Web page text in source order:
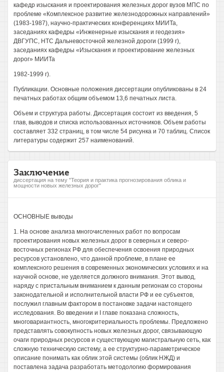
кафедр изыскания и проектирования железных дорог вузов МПС по
проблеме «Комплексное развитие железнодорожных направлений»
(1983-1987), научно-практических конференциях МИИТа,
заседаниях кафедры «Инженерные изыскания и геодезия»
ДВГУПС, НТС Дальневосточной железной дороги (1999 г),
заседаниях кафедры «Изыскания и проектирование железных
дорог» МИИТа
1982-1999 г).
Публикации. Основные положения диссертации опубликованы в 24
печатных работах общим объемом 13,6 печатных листа.
Объем и структура работы. Диссертация состоит из введения, 5
глав, выводов и списка использованных источников. Объем работы
составляет 332 страниц, в том числе 54 рисунка и 70 таблиц. Список
литературы содержит 257 наименований.
Заключение
диссертация на тему "Теория и практика прогнозирования облика и
мощности новых железных дорог"
ОСНОВНЫЕ выводы
1. На основе анализа многочисленных работ по вопросам
проектирования новых железных дорог в северных и северо-
восточных регионах РФ для обеспечения освоения природных
ресурсов установлено, что данной проблеме, в плане ее
комплексного решения в современных экономических условиях и на
научной основе, не уделяется должного внимания. Этот вывод,
наряду с пристальным вниманием к данным регионам со стороны
законодательной и исполнительной власти РФ и ее субъектов,
послужил главным фактором в постановке задачи настоящего
исследования. Во введении и I главе показана сложность,
многовариантность, многокритериальность проблемы. Предложено
представлять совокупность новых железных дорог, связывающую
очаги природных ресурсов и существующую магистральную сеть, как
сложную техническую систему, а ее структурно-параметрическое
описание понимать как облик этой системы (облик НЖД) и
поставлена задача разработать методологию формирования